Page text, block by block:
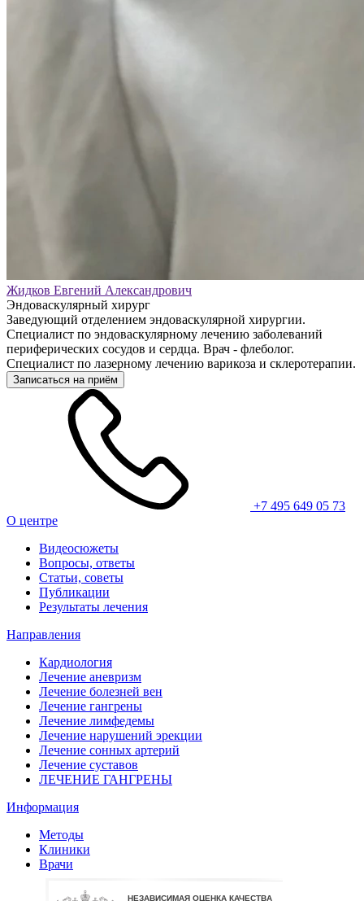
Жидков Евгений Александрович
Эндоваскулярный хирург
Заведующий отделением эндоваскулярной хирургии.
Специалист по эндоваскулярному лечению заболеваний
периферических сосудов и сердца. Врач - флеболог.
Специалист по лазерному лечению варикоза и склеротерапии.
Записаться на приём
+7 495 649 05 73
О центре
Видеосюжеты
Вопросы, ответы
Статьи, советы
Публикации
Результаты лечения
Направления
Кардиология
Лечение аневризм
Лечение болезней вен
Лечение гангрены
Лечение лимфедемы
Лечение нарушений эрекции
Лечение сонных артерий
Лечение суставов
ЛЕЧЕНИЕ ГАНГРЕНЫ
Информация
Методы
Клиники
Врачи